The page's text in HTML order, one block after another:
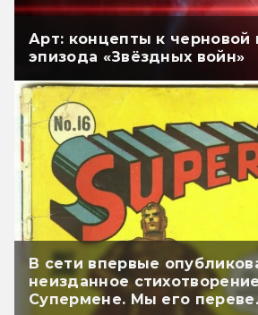
Арт: концепты к черновой
эпизода «Звёздных войн»
В сети впервые
неизданное
Супермене. Мы его